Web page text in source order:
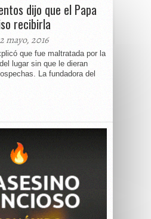
dijo que el Papa
recibirla
mayo, 2016
que fue maltratada por la
lugar sin que le dieran
La fundadora del